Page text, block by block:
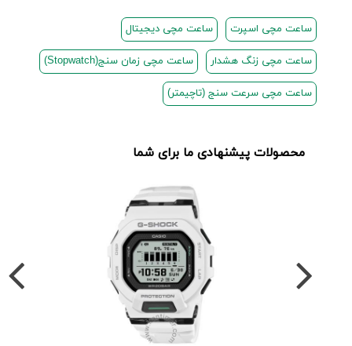
ساعت مچی اسپرت ساعت مچی دیجیتال
ساعت مچی زنگ هشدار ساعت مچی زمان سنج(Stopwatch)
ساعت مچی سرعت سنج (تاچیمتر)
محصولات پیشنهادی ما برای شما